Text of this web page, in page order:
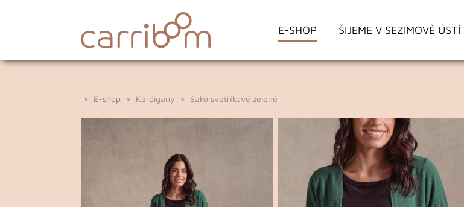
E-SHOP ŠIJEME V SEZIMOVĚ ÚSTÍ
> E-shop > Kardigany > Sako svetříkové zelené